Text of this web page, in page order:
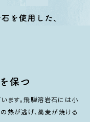
ます。飛騨溶岩石には小
熱が逃げ、蕎麦が焼ける